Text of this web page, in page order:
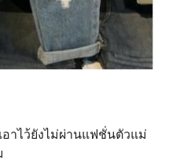
าไว้ยังไม่ผ่านแฟชั่นตัวแม่